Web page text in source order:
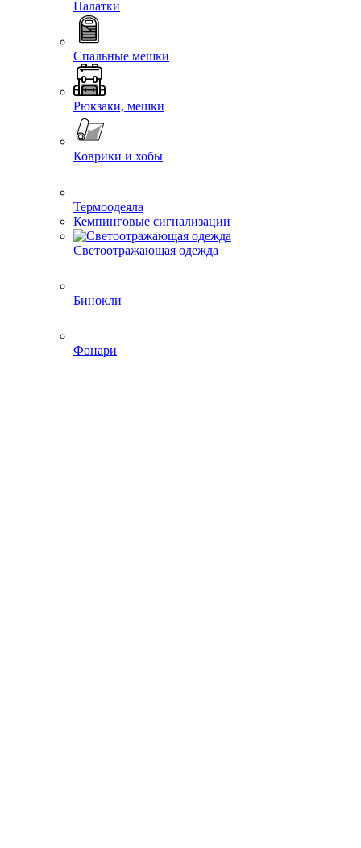
Палатки
Спальные мешки
Рюкзаки, мешки
Коврики и хобы
Термоодеяла
Кемпинговые сигнализации
Светоотражающая одежда
Бинокли
Фонари